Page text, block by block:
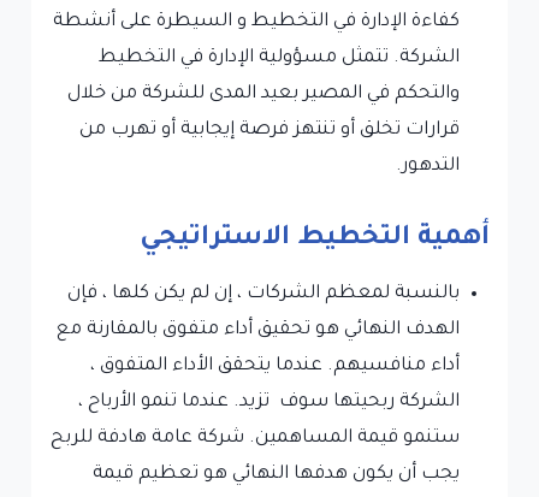
كفاءة الإدارة في التخطيط و السيطرة على أنشطة
الشركة. تتمثل مسؤولية الإدارة في التخطيط
والتحكم في المصير بعيد المدى للشركة من خلال
قرارات تخلق أو تنتهز فرصة إيجابية أو تهرب من
التدهور.
أهمية التخطيط الاستراتيجي
بالنسبة لمعظم الشركات ، إن لم يكن كلها ، فإن
الهدف النهائي هو تحقيق أداء متفوق بالمقارنة مع
أداء منافسيهم. عندما يتحقق الأداء المتفوق ،
الشركة ربحيتها سوف تزيد. عندما تنمو الأرباح ،
ستنمو قيمة المساهمين. شركة عامة هادفة للربح
يجب أن يكون هدفها النهائي هو تعظيم قيمة